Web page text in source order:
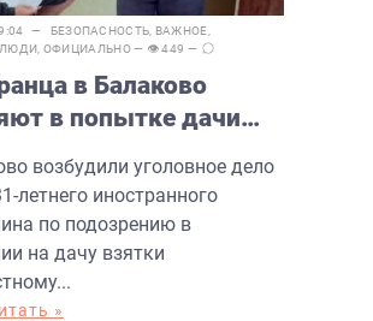
— БЕЗОПАСНОСТЬ ВАЖНОЕ
ЛЮДИ ОФИЦИАЛЬНО— 👁 449 —
в Балаково
в попытке дачи
возбудили уголовное дело
летнего иностранного
по подозрению в
на дачу взятки
»